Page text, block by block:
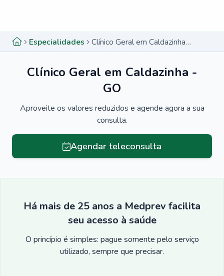
Especialidades Clínico Geral em Caldazinha - GO
Clínico Geral em Caldazinha -
GO
Aproveite os valores reduzidos e agende agora a sua
consulta.
Agendar teleconsulta
Há mais de 25 anos a Medprev facilita
seu acesso à saúde
O princípio é simples: pague somente pelo serviço
utilizado, sempre que precisar.